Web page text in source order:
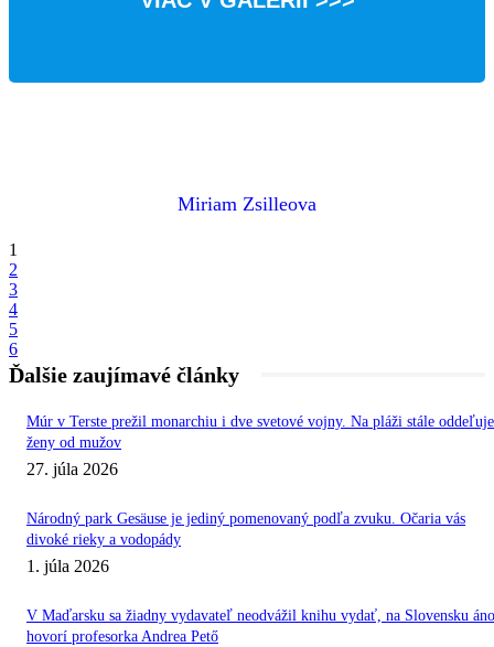
Miriam Zsilleova
1
2
3
4
5
6
Ďalšie zaujímavé články
Múr v Terste prežil monarchiu i dve svetové vojny. Na pláži stále oddeľuje
ženy od mužov
27. júla 2026
Národný park Gesäuse je jediný pomenovaný podľa zvuku. Očaria vás
divoké rieky a vodopády
1. júla 2026
V Maďarsku sa žiadny vydavateľ neodvážil knihu vydať, na Slovensku
hovorí profesorka Andrea Pető